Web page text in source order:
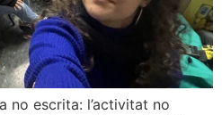
no escrita: l’activitat no